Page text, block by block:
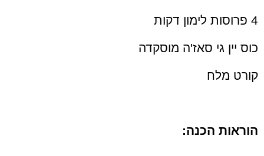
4 פרוסות לימון דקות
כוס יין גי סאז'ה מוסקדה
קורט מלח
הוראות הכנה: